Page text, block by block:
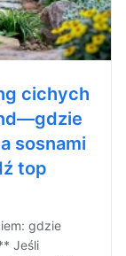
cichych
sosnami
top
gdzie
Jeśli